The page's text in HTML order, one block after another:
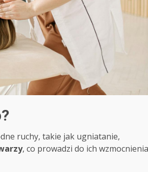
ruchy, takie jak ugniatanie,
, co prowadzi do ich wzmocnienia